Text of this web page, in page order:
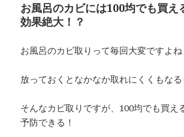
お風呂のカビには100均でも買え
効果絶大！？
お風呂のカビ取りって毎回大変ですよね
放っておくとなかなか取れにくくもなる
そんなカビ取りですが、100均でも買え
予防できる！